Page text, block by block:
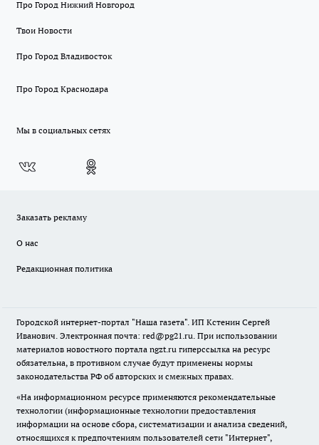
Про Город Нижний Новгород
Твои Новости
Про Город Владивосток
Про Город Краснодара
Мы в социальных сетях
Заказать рекламу
О нас
Редакционная политика
Городской интернет-портал "Наша газета". ИП Кстенин Сергей
Иванович. Электронная почта: red@pg21.ru. При использовании
материалов новостного портала ngzt.ru гиперссылка на ресурс
обязательна, в противном случае будут применены нормы
законодательства РФ об авторских и смежных правах.
«На информационном ресурсе применяются рекомендательные
технологии (информационные технологии предоставления
информации на основе сбора, систематизации и анализа сведений,
относящихся к предпочтениям пользователей сети "Интернет",